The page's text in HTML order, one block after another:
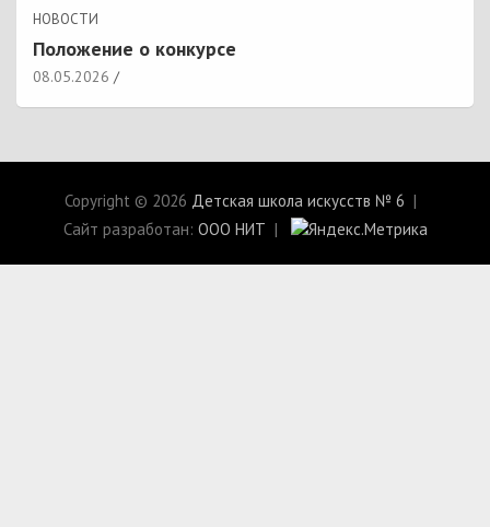
НОВОСТИ
Положение о конкурсе
08.05.2026
Copyright © 2026 Детская школа искусств № 6
Сайт разработан: ООО НИТ